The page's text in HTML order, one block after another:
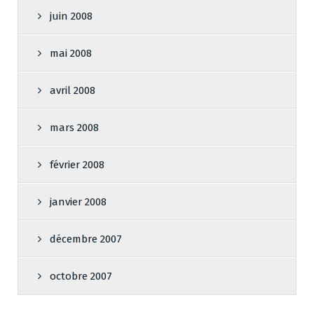
juin 2008
mai 2008
avril 2008
mars 2008
février 2008
janvier 2008
décembre 2007
octobre 2007